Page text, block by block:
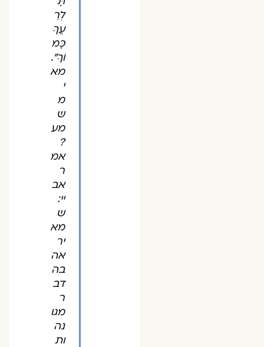
לְרֵ
עֲךָ
כָּמ
וֹךָ״.
מא
מ
ש
מע
?
אמ
ר
אב
יי:
ש
מא
יר
אה
בה
דב
ר
מגו
נה
ות